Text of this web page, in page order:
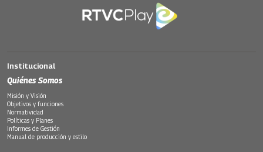
Institucional
Quiénes Somos
Misión y Visión
Objetivos y funciones
Normatividad
Políticas y Planes
Informes de Gestión
Manual de producción y estilo